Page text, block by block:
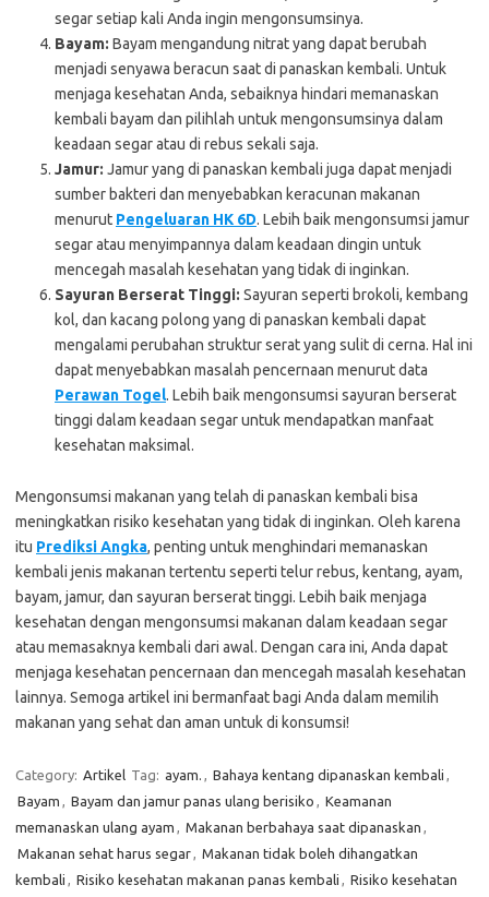
segar setiap kali Anda ingin mengonsumsinya.
Bayam: Bayam mengandung nitrat yang dapat berubah
menjadi senyawa beracun saat di panaskan kembali. Untuk
menjaga kesehatan Anda, sebaiknya hindari memanaskan
kembali bayam dan pilihlah untuk mengonsumsinya dalam
keadaan segar atau di rebus sekali saja.
Jamur: Jamur yang di panaskan kembali juga dapat menjadi
sumber bakteri dan menyebabkan keracunan makanan
menurut Pengeluaran HK 6D. Lebih baik mengonsumsi jamur
segar atau menyimpannya dalam keadaan dingin untuk
mencegah masalah kesehatan yang tidak di inginkan.
Sayuran Berserat Tinggi: Sayuran seperti brokoli, kembang
kol, dan kacang polong yang di panaskan kembali dapat
mengalami perubahan struktur serat yang sulit di cerna. Hal ini
dapat menyebabkan masalah pencernaan menurut data
Perawan Togel. Lebih baik mengonsumsi sayuran berserat
tinggi dalam keadaan segar untuk mendapatkan manfaat
kesehatan maksimal.
Mengonsumsi makanan yang telah di panaskan kembali bisa
meningkatkan risiko kesehatan yang tidak di inginkan. Oleh karena
itu Prediksi Angka, penting untuk menghindari memanaskan
kembali jenis makanan tertentu seperti telur rebus, kentang, ayam,
bayam, jamur, dan sayuran berserat tinggi. Lebih baik menjaga
kesehatan dengan mengonsumsi makanan dalam keadaan segar
atau memasaknya kembali dari awal. Dengan cara ini, Anda dapat
menjaga kesehatan pencernaan dan mencegah masalah kesehatan
lainnya. Semoga artikel ini bermanfaat bagi Anda dalam memilih
makanan yang sehat dan aman untuk di konsumsi!
Category: Artikel Tag: ayam. , Bahaya kentang dipanaskan kembali ,
Bayam , Bayam dan jamur panas ulang berisiko , Keamanan
memanaskan ulang ayam , Makanan berbahaya saat dipanaskan ,
Makanan sehat harus segar, Makanan tidak boleh dihangatkan
kembali , Risiko kesehatan makanan panas kembali , Risiko kesehatan